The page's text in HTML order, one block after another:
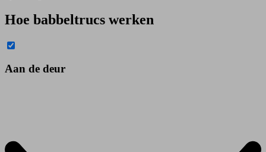
Hoe babbeltrucs werken
Aan de deur